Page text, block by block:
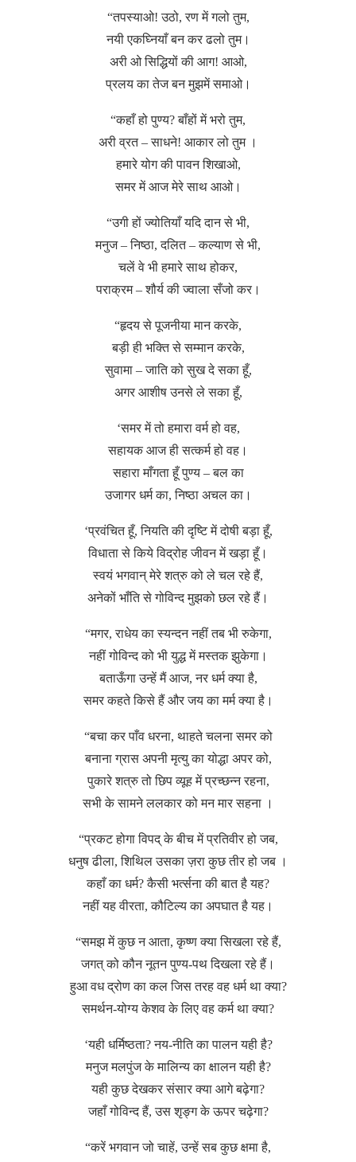
“तपस्याओ! उठो, रण में गलो तुम,
नयी एकघ्नियाँ बन कर ढलो तुम।
अरी ओ सिद्धियों की आग! आओ,
प्रलय का तेज बन मुझमें समाओ।
“कहाँ हो पुण्य? बाँहों में भरो तुम,
अरी व्रत – साधने! आकार लो तुम ।
हमारे योग की पावन शिखाओ,
समर में आज मेरे साथ आओ।
“उगी हों ज्योतियाँ यदि दान से भी,
मनुज – निष्ठा, दलित – कल्याण से भी,
चलें वे भी हमारे साथ होकर,
पराक्रम – शौर्य की ज्वाला सँजो कर।
“हृदय से पूजनीया मान करके,
बड़ी ही भक्ति से सम्मान करके,
सुवामा – जाति को सुख दे सका हूँ,
अगर आशीष उनसे ले सका हूँ,
‘समर में तो हमारा वर्म हो वह,
सहायक आज ही सत्कर्म हो वह।
सहारा माँगता हूँ पुण्य – बल का
उजागर धर्म का, निष्ठा अचल का।
‘प्रवंचित हूँ, नियति की दृष्टि में दोषी बड़ा हूँ,
विधाता से किये विद्रोह जीवन में खड़ा हूँ।
स्वयं भगवान् मेरे शत्रु को ले चल रहे हैं,
अनेकों भाँति से गोविन्द मुझको छल रहे हैं।
“मगर, राधेय का स्यन्दन नहीं तब भी रुकेगा,
नहीं गोविन्द को भी युद्ध में मस्तक झुकेगा।
बताऊँगा उन्हें मैं आज, नर धर्म क्या है,
समर कहते किसे हैं और जय का मर्म क्या है।
“बचा कर पाँव धरना, थाहते चलना समर को
बनाना ग्रास अपनी मृत्यु का योद्धा अपर को,
पुकारे शत्रु तो छिप व्यूह में प्रच्छन्न रहना,
सभी के सामने ललकार को मन मार सहना ।
“प्रकट होगा विपद् के बीच में प्रतिवीर हो जब,
धनुष ढीला, शिथिल उसका ज़रा कुछ तीर हो जब ।
कहाँ का धर्म? कैसी भर्त्सना की बात है यह?
नहीं यह वीरता, कौटिल्य का अपघात है यह।
“समझ में कुछ न आता, कृष्ण क्या सिखला रहे हैं,
जगत् को कौन नूतन पुण्य-पथ दिखला रहे हैं।
हुआ वध द्रोण का कल जिस तरह वह धर्म था क्या?
समर्थन-योग्य केशव के लिए वह कर्म था क्या?
‘यही धर्मिष्ठता? नय-नीति का पालन यही है?
मनुज मलपुंज के मालिन्य का क्षालन यही है?
यही कुछ देखकर संसार क्या आगे बढ़ेगा?
जहाँ गोविन्द हैं, उस शृङ्ग के ऊपर चढ़ेगा?
“करें भगवान जो चाहें, उन्हें सब कुछ क्षमा है,